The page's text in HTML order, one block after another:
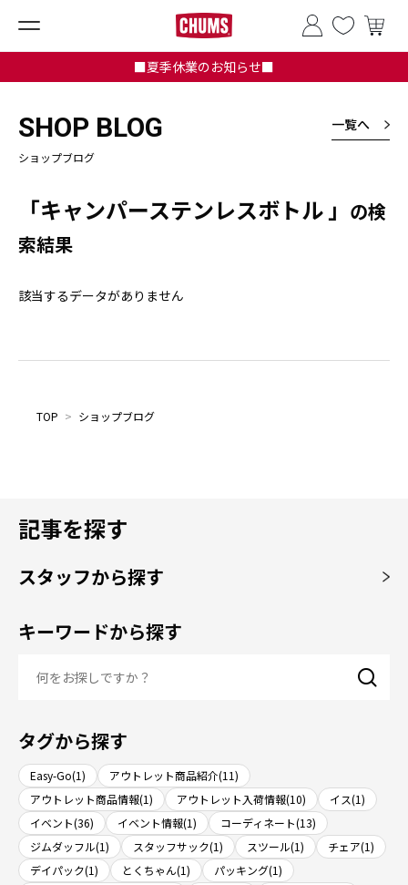
■夏季休業のお知らせ■
SHOP BLOG
ショップブログ
一覧へ
「キャンパーステンレスボトル 」 の検
索結果
該当するデータがありません
TOP > ショップブログ
記事を探す
スタッフから探す
キーワードから探す
タグから探す
Easy-Go(1)
アウトレット商品紹介(11)
アウトレット商品情報(1)
アウトレット入荷情報(10)
イス(1)
イベント(36)
イベント情報(1)
コーディネート(13)
ジムダッフル(1)
スタッフサック(1) スツール(1)
チェア(1)
デイパック(1)
とくちゃん(1)
パッキング(1)